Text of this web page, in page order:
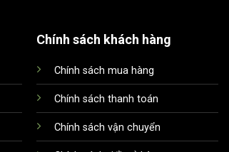
Chính sách khách hàng
Chính sách mua hàng
Chính sách thanh toán
Chính sách vận chuyển
Xin chào! Em là chuyên
viên tư vấn của Remak